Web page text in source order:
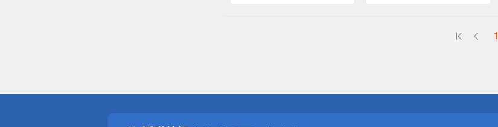
1
銀行優惠
偏遠地區配送